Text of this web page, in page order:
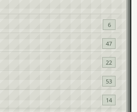
6
47
22
53
14